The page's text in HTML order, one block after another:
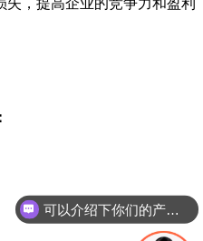
，提高企业的竞争力和盈利
可以介绍下你们的产品么